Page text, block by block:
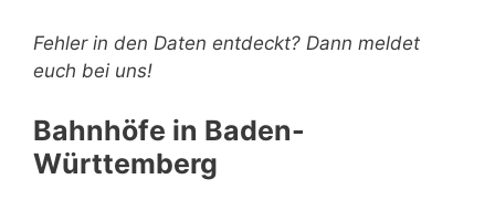
Fehler in den Daten entdeckt? Dann meldet
euch bei uns!
Bahnhöfe in Baden-
Württemberg